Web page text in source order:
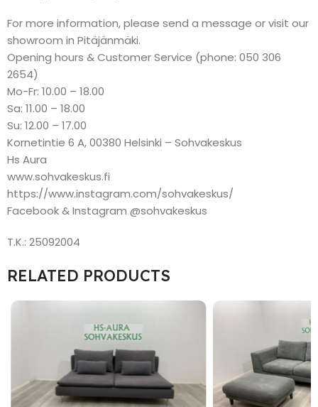
For more information, please send a message or visit our
showroom in Pitäjänmäki.
Opening hours & Customer Service (phone: 050 306
2654)
Mo-Fr: 10.00 – 18.00
Sa: 11.00 – 18.00
Su: 12.00 – 17.00
Kornetintie 6 A, 00380 Helsinki – Sohvakeskus
Hs Aura
www.sohvakeskus.fi
https://www.instagram.com/sohvakeskus/
Facebook & Instagram @sohvakeskus
T.K.: 25092004
RELATED PRODUCTS